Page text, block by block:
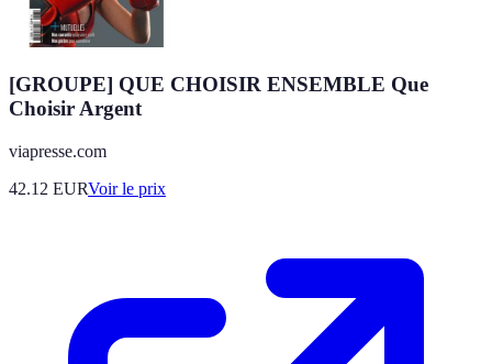
[GROUPE] QUE CHOISIR ENSEMBLE Que
Choisir Argent
viapresse.com
42.12 EURVoir le prix